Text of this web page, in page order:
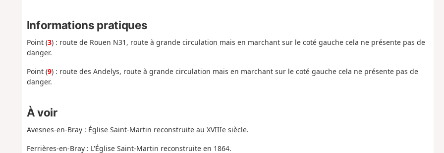
Informations pratiques
Point (3) : route de Rouen N31, route à grande circulation mais en marchant sur le coté gauche cela ne présente pas de
danger.
Point (9) : route des Andelys, route à grande circulation mais en marchant sur le coté gauche cela ne présente pas de
danger.
À voir
Avesnes-en-Bray : Église Saint-Martin reconstruite au XVIIIe siècle.
Ferrières-en-Bray : L'Église Saint-Martin reconstruite en 1864.